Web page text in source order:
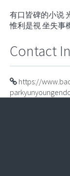
有口皆碑的小说
惟利是視 坐失事
Contact
https://